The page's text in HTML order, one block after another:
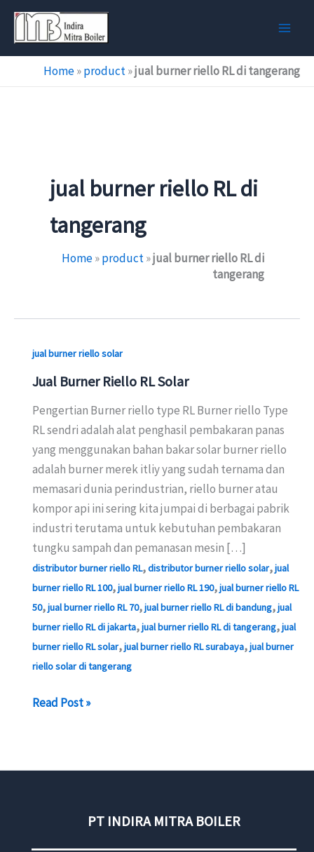
Skip
content
Home»product»jual burner riello RL di tangerang
jual burner riello RL di
tangerang
Home»product»jual burner riello RL di
tangerang
jual burner riello solar
Jual Burner Riello RL Solar
Pengertian Burner riello type RL Burner riello Type
RL sendri adalah alat penghasil pembakaran panas
yang menggunakan bahan bakar solar burner riello
adalah burner merek itliy yang sudah ternama dan
memasari dunia perindustrian, riello burner atau
kompor api ini sering kita jumpai di berbagai pabrik
industri terutama untuk kebutuhan pembakaran
tungku sampah dan pemanasan mesin […]
distributor burner riello RL,distributor burner riello solar,jual
burner riello RL 100,jual burner riello RL 190,jual burner riello RL
50,jual burner riello RL 70,jual burner riello RL di bandung,jual
burner riello RL di jakarta,jual burner riello RL di tangerang,jual
burner riello RL solar,jual burner riello RL surabaya,jual burner
riello solar di tangerang
Jual
Read Post »
PT INDIRA MITRA BOILER